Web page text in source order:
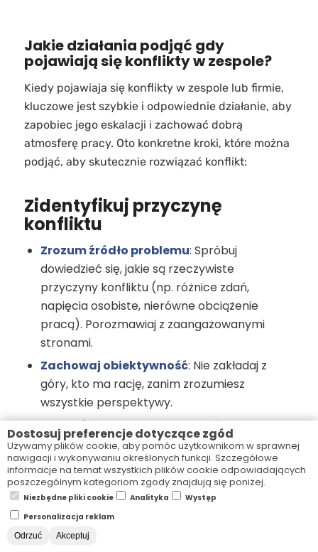
Jakie działania podjąć gdy
pojawiają się konflikty w zespole?
Kiedy pojawiaja się konflikty w zespole lub firmie,
kluczowe jest szybkie i odpowiednie działanie, aby
zapobiec jego eskalacji i zachować dobrą
atmosferę pracy. Oto konkretne kroki, które można
podjąć, aby skutecznie rozwiązać konflikt:
Zidentyfikuj przyczynę
konfliktu
Zrozum źródło problemu: Spróbuj
dowiedzieć się, jakie są rzeczywiste
przyczyny konfliktu (np. różnice zdań,
napięcia osobiste, nierówne obciążenie
pracą). Porozmawiaj z zaangażowanymi
stronami.
Zachowaj obiektywność: Nie zakładaj z
góry, kto ma rację, zanim zrozumiesz
wszystkie perspektywy.
Wartości czy zasoby: Sprawdź czego
dotyczy konflikt czy źródłem są zasoby,
uwaga, kwestie interpersonalne czy
Wartości.
W przypadku niektórych wartości z których
wyniknął konflikt nie jesteś w stanie nic zrobić
Dostosuj preferencje dotyczące zgód
Używamy plików cookie, aby pomóc użytkownikom w sprawnej
nawigacji i wykonywaniu określonych funkcji. Szczegółowe
informacje na temat wszystkich plików cookie odpowiadających
poszczególnym kategoriom zgody znajdują się poniżej.
Niezbędne pliki cookie Analityka
Występ
Personalizacja reklam
Odrzuć Akceptuj